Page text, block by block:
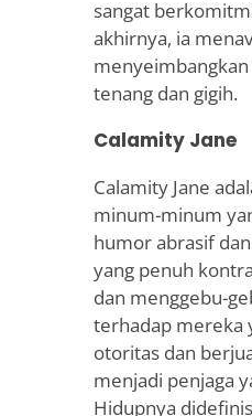
sangat
akhirnya, ia
tenang dan gigih.
Calamity Jane
Calamity Jane
minum-minum
humor abrasif
yang penuh
dan menggebu-
terhadap mereka
otoritas dan
menjadi penjaga
Hidupnya